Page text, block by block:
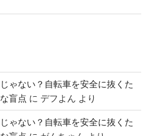
ゃない？自転車を安全に抜くた
盲点 に デフよん より
ゃない？自転車を安全に抜くた